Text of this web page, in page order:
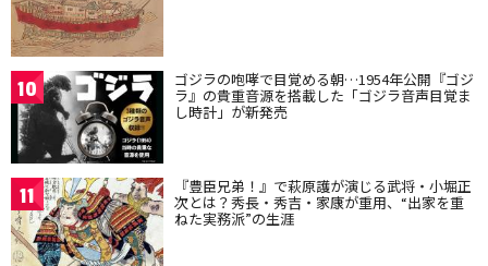
10 ゴジラの咆哮で目覚める朝…1954年公開『ゴジ
ラ』の貴重音源を搭載した「ゴジラ音声目覚ま
し時計」が新発売
11 『豊臣兄弟！』で萩原護が演じる武将・小堀正
次とは？秀長・秀吉・家康が重用、“出家を重
ねた実務派”の生涯